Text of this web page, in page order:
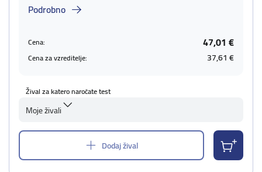
Podrobno
Cena: 47,01 €
Cena za vzreditelje: 37,61 €
Žival za katero naročate test
Moje živali
Dodaj žival